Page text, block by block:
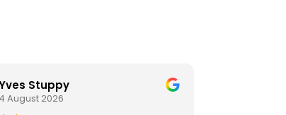
Stuppy
4 August 2026